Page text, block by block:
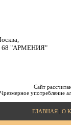
68 "АРМЕНИЯ"
Сайт
Чрезмерное употребление
ГЛАВНАЯ| О